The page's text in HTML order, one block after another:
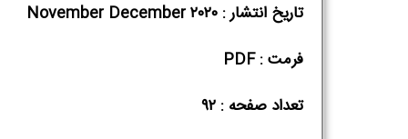
تاریخ انتشار : November December ۲۰۲۰
فرمت : PDF
تعداد صفحه : ۹۲